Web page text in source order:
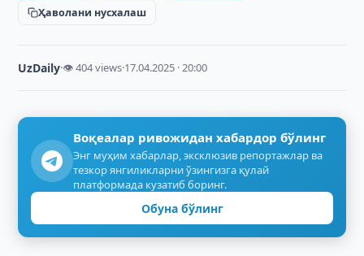
Ҳаволани нусхалаш
UzDaily·👁 404 views·17.04.2025 · 20:00
Воқеалар ривожидан хабардор бўлинг
Энг муҳим хабарлар, эксклюзив репортажлар ва
тезкор янгиликларни ўзингизга қулай
платформада кузатиб боринг.
Обуна бўлинг